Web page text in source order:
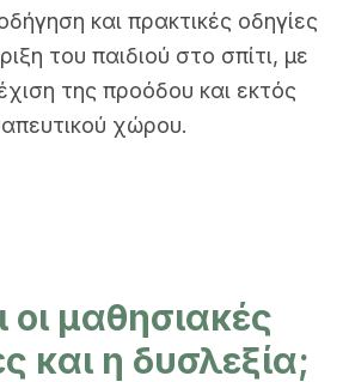
και πρακτικές οδηγίες
του παιδιού στο σπίτι, με
της προόδου και εκτός
χώρου.
οι μαθησιακές
και η δυσλεξία;